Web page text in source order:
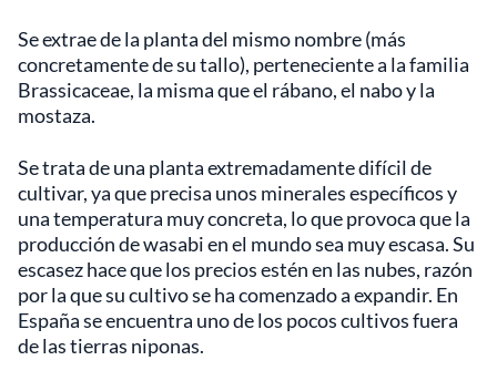
Se extrae de la planta del mismo nombre (más
concretamente de su tallo), perteneciente a la familia
Brassicaceae, la misma que el rábano, el nabo y la
mostaza.
Se trata de una planta extremadamente difícil de
cultivar, ya que precisa unos minerales específicos y
una temperatura muy concreta, lo que provoca que la
producción de wasabi en el mundo sea muy escasa. Su
escasez hace que los precios estén en las nubes, razón
por la que su cultivo se ha comenzado a expandir. En
España se encuentra uno de los pocos cultivos fuera
de las tierras niponas.